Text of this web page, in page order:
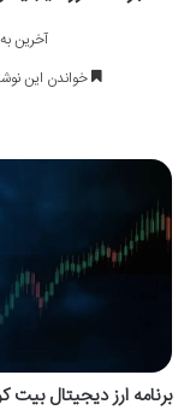
آخرین به روز
خواندن این نوشته از
برنامه ارز دیجیتال بیت